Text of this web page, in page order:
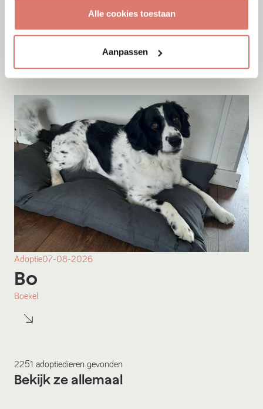
Alle cookies toestaan
Aanpassen
07-08-2026
Cyka
Adoptie07-08-2026
Bo
Boekel
2251 adoptiedieren gevonden
Bekijk ze allemaal